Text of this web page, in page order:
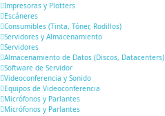
Impresoras y Plotters
Escáneres
Consumibles (Tinta, Tóner, Rodillos)
Servidores y Almacenamiento
Servidores
Almacenamiento de Datos (Discos, Datacenters)
Software de Servidor
Videoconferencia y Sonido
Equipos de Videoconferencia
Micrófonos y Parlantes
Micrófonos y Parlantes